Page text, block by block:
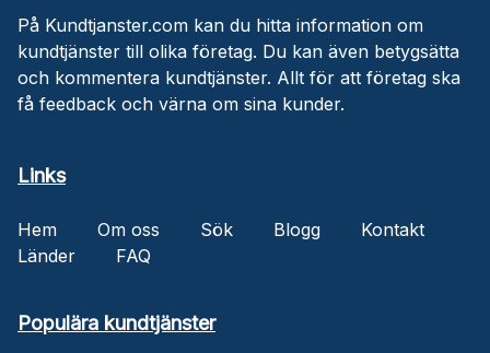
På Kundtjanster.com kan du hitta information om
kundtjänster till olika företag. Du kan även betygsätta
och kommentera kundtjänster. Allt för att företag ska
få feedback och värna om sina kunder.
Links
Hem Om oss Sök Blogg
Kontakt
Länder
FAQ
Populära kundtjänster